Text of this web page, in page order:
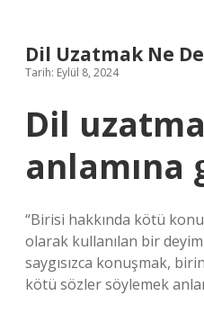
Dil Uzatmak Ne
Tarih: Eylül 8, 2024
Dil
anlamına
“Birisi hakkında kötü
olarak kullanılan bir
saygısızca konuşmak,
kötü sözler söylemek